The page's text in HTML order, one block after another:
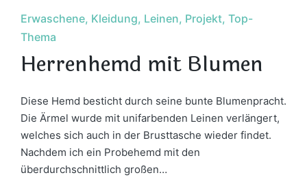
Posted
in
Erwaschene Kleidung Leinen Projekt Top-
Thema
Herrenhemd mit Blumen
Diese Hemd besticht durch seine bunte Blumenpracht.
Die Ärmel wurde mit unifarbenden Leinen verlängert,
welches sich auch in der Brusttasche wieder findet.
Nachdem ich ein Probehemd mit den
überdurchschnittlich großen…